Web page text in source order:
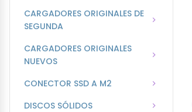
CARGADORES ORIGINALES DE
SEGUNDA
CARGADORES ORIGINALES
NUEVOS
CONECTOR SSD A M2
DISCOS SÓLIDOS